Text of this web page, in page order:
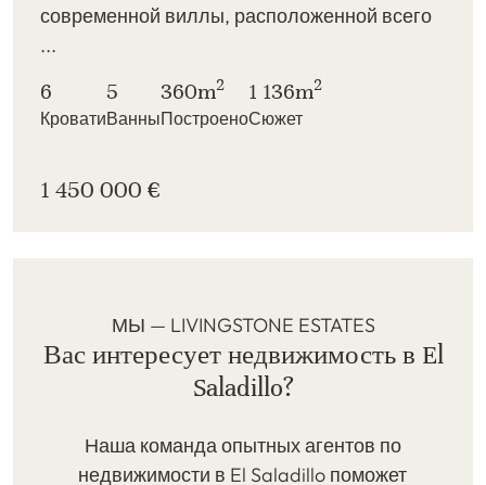
современной виллы, расположенной всего
...
6
Кровати
5
Ванны
360m2
Построено
1 136m2
Сюжет
1 450 000 €
МЫ — LIVINGSTONE ESTATES
Вас интересует недвижимость в El
Saladillo?
Наша команда опытных агентов по
недвижимости в El Saladillo поможет